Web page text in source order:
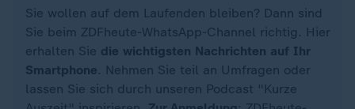
Sie wollen auf dem Laufenden bleiben? Dann sind
Sie beim ZDFheute-WhatsApp-Channel richtig. Hier
erhalten Sie die wichtigsten Nachrichten auf Ihr
Smartphone. Nehmen Sie teil an Umfragen oder
lassen Sie sich durch unseren Podcast "Kurze